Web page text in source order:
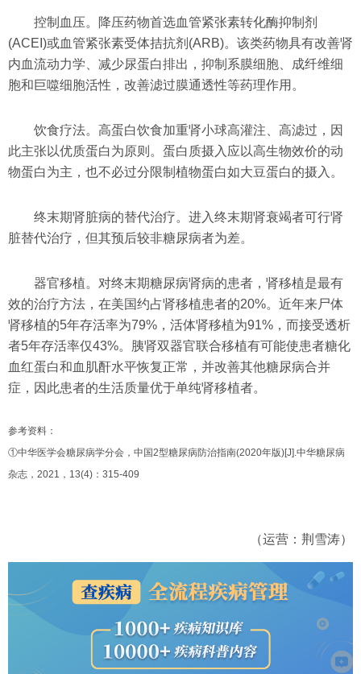
控制血压。降压药物首选血管紧张素转化酶抑制剂
(ACEI)或血管紧张素受体拮抗剂(ARB)。该类药物具有改善肾
内血流动力学、减少尿蛋白排出，抑制系膜细胞、成纤维细
胞和巨噬细胞活性，改善滤过膜通透性等药理作用。
饮食疗法。高蛋白饮食加重肾小球高灌注、高滤过，因
此主张以优质蛋白为原则。蛋白质摄入应以高生物效价的动
物蛋白为主，也不必过分限制植物蛋白如大豆蛋白的摄入。
终末期肾脏病的替代治疗。进入终末期肾衰竭者可行肾
脏替代治疗，但其预后较非糖尿病者为差。
器官移植。对终末期糖尿病肾病的患者，肾移植是最有
效的治疗方法，在美国约占肾移植患者的20%。近年来尸体
肾移植的5年存活率为79%，活体肾移植为91%，而接受透析
者5年存活率仅43%。胰肾双器官联合移植有可能使患者糖化
血红蛋白和血肌酐水平恢复正常，并改善其他糖尿病合并
症，因此患者的生活质量优于单纯肾移植者。
参考资料：
①中华医学会糖尿病学分会，中国2型糖尿病防治指南(2020年版)[J].中华糖尿病
杂志，2021，13(4)：315-409
（运营：荆雪涛）